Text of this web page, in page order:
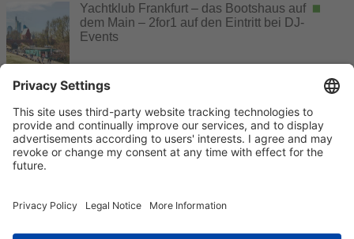
Yachtklub Frankfurt – das Bootshaus auf
dem Main – 2for1 auf den Eintritt bei DJ-
Events
noch Kontingente frei, Buchung möglich
ausgebucht, keine Buchung mehr möglich
Gutschein-Aufruf
Buchung erst später möglich
ohne Buchung oder mit Buchung beim Angebotspartner
nutzbar